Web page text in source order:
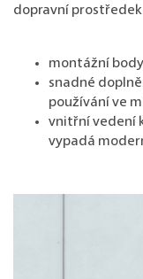
dopravní
montážní
snadné
používání ve
vnitřní vedení
vypadá